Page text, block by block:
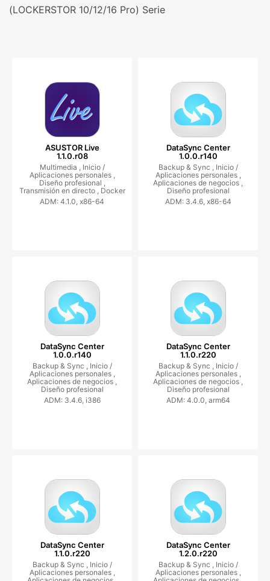
(LOCKERSTOR 10/12/16 Pro) Serie
ASUSTOR Live
1.1.0.r08
Multimedia , Inicio /
Aplicaciones personales ,
Diseño profesional ,
Transmisión en directo , Docker
ADM: 4.1.0, x86-64
DataSync Center
1.0.0.r140
Backup & Sync , Inicio /
Aplicaciones personales ,
Aplicaciones de negocios ,
Diseño profesional
ADM: 3.4.6, x86-64
DataSync Center
1.0.0.r140
Backup & Sync , Inicio /
Aplicaciones personales ,
Aplicaciones de negocios ,
Diseño profesional
ADM: 3.4.6, i386
DataSync Center
1.1.0.r220
Backup & Sync , Inicio /
Aplicaciones personales ,
Aplicaciones de negocios ,
Diseño profesional
ADM: 4.0.0, arm64
DataSync Center
1.1.0.r220
Backup & Sync , Inicio /
Aplicaciones personales ,
DataSync Center
1.2.0.r220
Backup & Sync , Inicio /
Aplicaciones personales ,